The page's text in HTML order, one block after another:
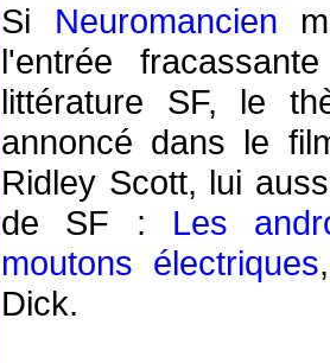
Si Neuromancien
l'entrée
littérature SF, le
annoncé dans le
Ridley Scott, lui
de SF : Les
moutons électriques
Dick.